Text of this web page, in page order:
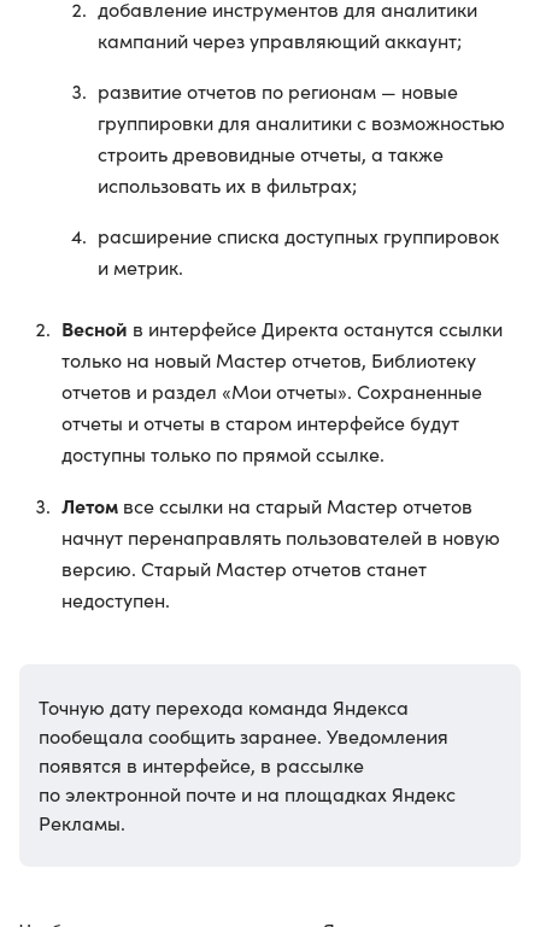
добавление инструментов для аналитики
кампаний через управляющий аккаунт;
развитие отчетов по регионам — новые
группировки для аналитики с возможностью
строить древовидные отчеты, а также
использовать их в фильтрах;
расширение списка доступных группировок
и метрик.
Весной в интерфейсе Директа останутся ссылки
только на новый Мастер отчетов, Библиотеку
отчетов и раздел «Мои отчеты». Сохраненные
отчеты и отчеты в старом интерфейсе будут
доступны только по прямой ссылке.
Летом все ссылки на старый Мастер отчетов
начнут перенаправлять пользователей в новую
версию. Старый Мастер отчетов станет
недоступен.
Точную дату перехода команда Яндекса
пообещала сообщить заранее. Уведомления
появятся в интерфейсе, в рассылке
по электронной почте и на площадках Яндекс
Рекламы.